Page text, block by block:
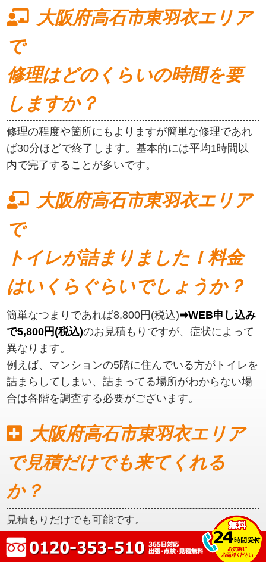
大阪府高石市東羽衣エリア
で
修理はどのくらいの時間を要
しますか？
修理の程度や箇所にもよりますが簡単な修理であれ
ば30分ほどで終了します。基本的には平均1時間以
内で完了することが多いです。
大阪府高石市東羽衣エリア
で
トイレが詰まりました！料金
はいくらぐらいでしょうか？
簡単なつまりであれば8,800円(税込)➡WEB申し込み
で5,800円(税込)のお見積もりですが、症状によって
異なります。
例えば、マンションの5階に住んでいる方がトイレを
詰まらしてしまい、詰まってる場所がわからない場
合は各階を調査する必要がございます。
大阪府高石市東羽衣エリア
で見積だけでも来てくれる
か？
見積もりだけでも可能です。
初めに見積もりをご提示いたしますので、ご納得い
ただいてからの作業となります。